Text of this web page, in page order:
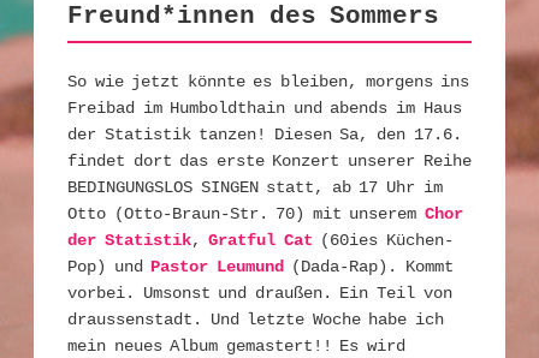
Freund*innen des Sommers
So wie jetzt könnte es bleiben, morgens ins
Freibad im Humboldthain und abends im Haus
der Statistik tanzen! Diesen Sa, den 17.6.
findet dort das erste Konzert unserer Reihe
BEDINGUNGSLOS SINGEN statt, ab 17 Uhr im
Otto (Otto-Braun-Str. 70) mit unseremChor
der Statistik,Gratful Cat (60ies Küchen-
Pop) und Pastor Leumund(Dada-Rap). Kommt
vorbei. Umsonst und draußen. Ein Teil von
draussenstadt. Und letzte Woche habe ich
mein neues Album gemastert!! Es wird